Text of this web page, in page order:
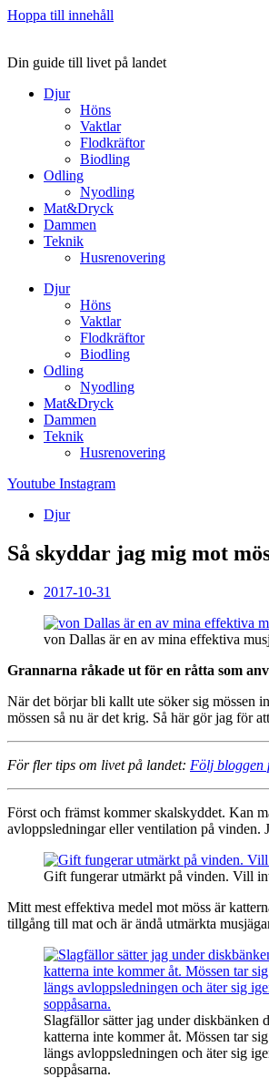
Hoppa till innehåll
Din guide till livet på landet
Djur
Höns
Vaktlar
Flodkräftor
Biodling
Odling
Nyodling
Mat&Dryck
Dammen
Teknik
Husrenovering
Djur
Höns
Vaktlar
Flodkräftor
Biodling
Odling
Nyodling
Mat&Dryck
Dammen
Teknik
Husrenovering
Youtube Instagram
Djur
Så skyddar jag mig mot
2017-10-31
von Dallas är en av mina effektiva
Grannarna råkade ut för en råtta som
När det börjar bli kallt ute söker sig mössen
mössen så nu är det krig. Så här gör jag för
För fler tips om livet på landet: Följ bloggen
Först och främst kommer skalskyddet. Kan
avloppsledningar eller ventilation på vinden.
Gift fungerar utmärkt på vinden. Vill
Mitt mest effektiva medel mot möss är
tillgång till mat och är ändå utmärkta
Slagfällor sätter jag under diskbänken
katterna inte kommer åt. Mössen tar
längs avloppsledningen och äter sig
soppåsarna.